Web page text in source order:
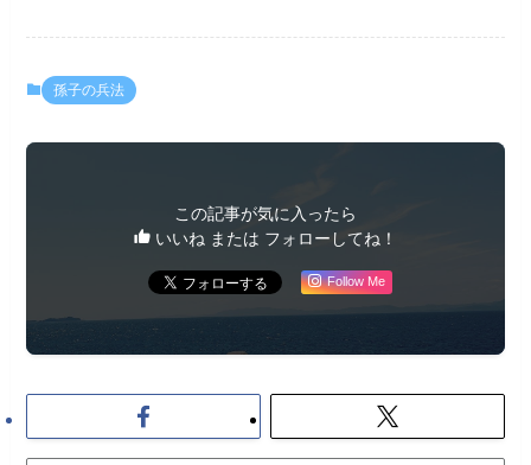
孫子の兵法
この記事が気に入ったら
いいね または フォローしてね！
Follow Me